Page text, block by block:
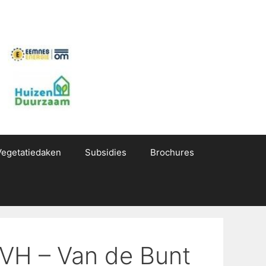
Subsidies Brochures
– Van de Bunt